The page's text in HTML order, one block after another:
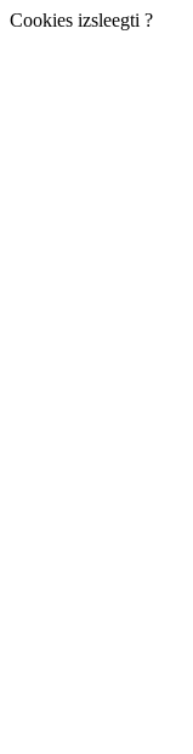
Cookies izsleegti ?